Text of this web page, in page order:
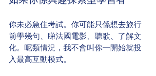
你未必急住考試。你可能只係想去旅行
前學幾句、睇法國電影、聽歌、了解文
化。呢類情況，我不會叫你一開始就投
入最高互動模式。